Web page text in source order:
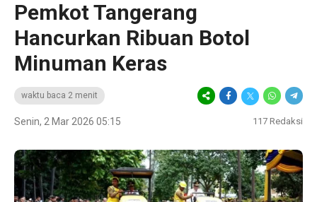
Pemkot Tangerang
Hancurkan Ribuan Botol
Minuman Keras
waktu baca 2 menit
Senin, 2 Mar 2026 05:15 117 Redaksi